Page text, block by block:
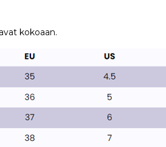
kokoaan.